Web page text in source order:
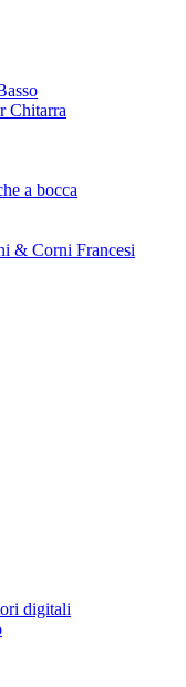
Chitarra
a bocca
& Corni Francesi
digitali